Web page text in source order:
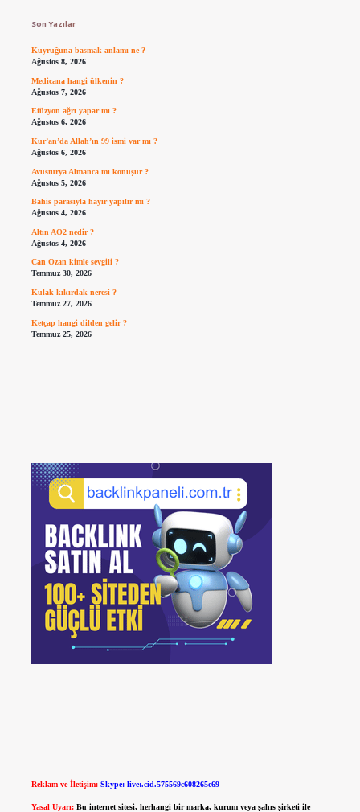
Son Yazılar
Kuyruğuna basmak anlamı ne ?
Ağustos 8, 2026
Medicana hangi ülkenin ?
Ağustos 7, 2026
Efüzyon ağrı yapar mı ?
Ağustos 6, 2026
Kur’an’da Allah’ın 99 ismi var mı ?
Ağustos 6, 2026
Avusturya Almanca mı konuşur ?
Ağustos 5, 2026
Bahis parasıyla hayır yapılır mı ?
Ağustos 4, 2026
Altın AO2 nedir ?
Ağustos 4, 2026
Can Ozan kimle sevgili ?
Temmuz 30, 2026
Kulak kıkırdak neresi ?
Temmuz 27, 2026
Ketçap hangi dilden gelir ?
Temmuz 25, 2026
Reklam ve İletişim: Skype: live:.cid.575569c608265c69
Yasal Uyarı: Bu internet sitesi, herhangi bir marka, kurum veya şahıs şirketi ile